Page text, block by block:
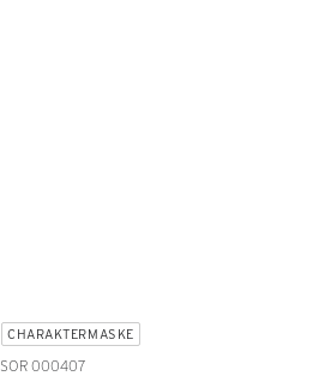
CHARAKTERMASKE
SOR 000407